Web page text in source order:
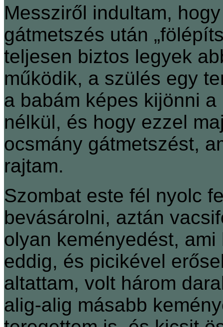
Messziről indultam,
gátmetszés után
teljesen biztos legyek
működik, a szülés egy
a babám képes kijönni
nélkül, és hogy ezzel
ocsmány gátmetszést,
rajtam.
Szombat este fél nyolc
bevásárolni, aztán
olyan keményedést,
eddig, és picikével
altattam, volt három
alig-alig másabb